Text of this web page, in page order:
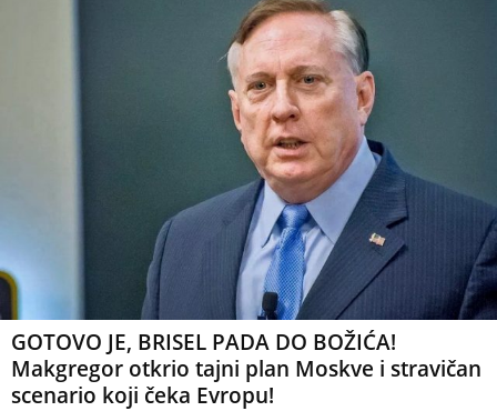
GOTOVO JE, BRISEL PADA DO BOŽIĆA!
Makgregor otkrio tajni plan Moskve i stravičan
scenario koji čeka Evropu!